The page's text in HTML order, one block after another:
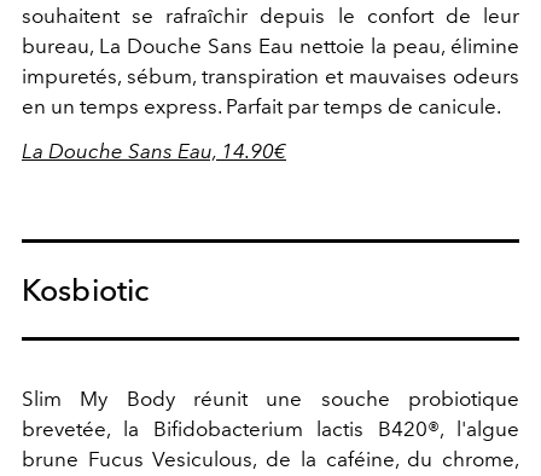
souhaitent se rafraîchir depuis le confort de leur
bureau, La Douche Sans Eau nettoie la peau, élimine
impuretés, sébum, transpiration et mauvaises odeurs
en un temps express. Parfait par temps de canicule.
La Douche Sans Eau, 14.90€
Kosbiotic
Slim My Body réunit une souche probiotique
brevetée, la Bifidobacterium lactis B420®, l'algue
brune Fucus Vesiculous, de la caféine, du chrome,